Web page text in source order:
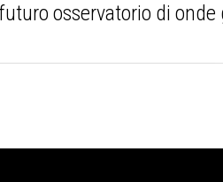
osservatorio di